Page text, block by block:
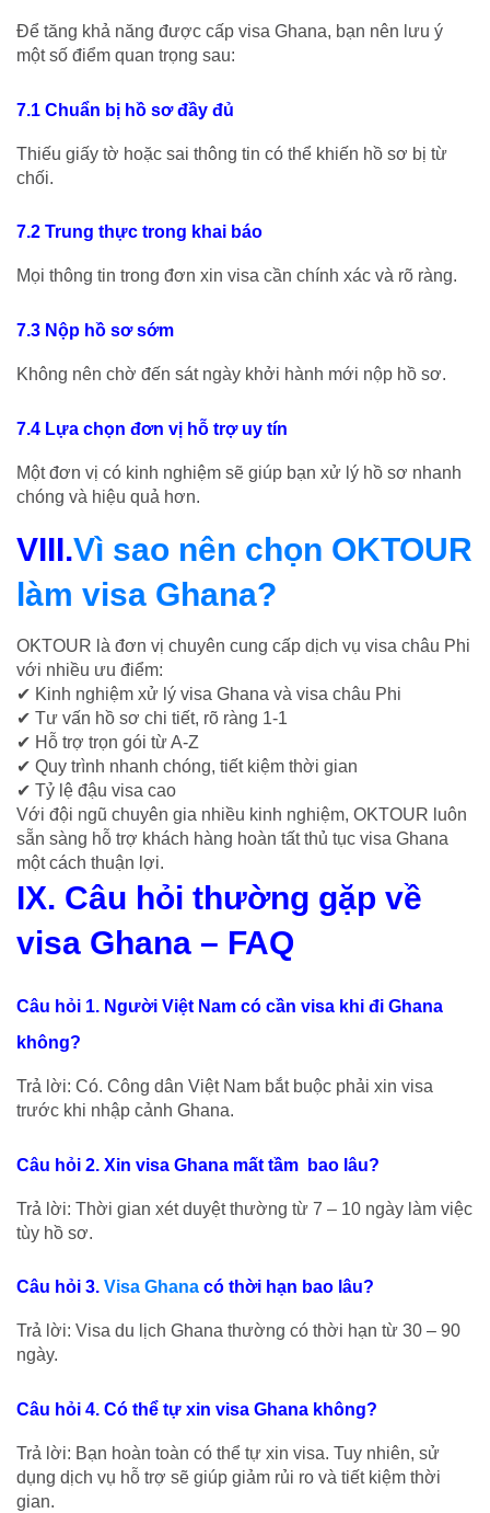
Để tăng khả năng được cấp visa Ghana, bạn nên lưu ý
một số điểm quan trọng sau:
7.1 Chuẩn bị hồ sơ đầy đủ
Thiếu giấy tờ hoặc sai thông tin có thể khiến hồ sơ bị từ
chối.
7.2 Trung thực trong khai báo
Mọi thông tin trong đơn xin visa cần chính xác và rõ ràng.
7.3 Nộp hồ sơ sớm
Không nên chờ đến sát ngày khởi hành mới nộp hồ sơ.
7.4 Lựa chọn đơn vị hỗ trợ uy tín
Một đơn vị có kinh nghiệm sẽ giúp bạn xử lý hồ sơ nhanh
chóng và hiệu quả hơn.
VIII.Vì sao nên chọn OKTOUR
làm visa Ghana?
OKTOUR là đơn vị chuyên cung cấp dịch vụ visa châu Phi
với nhiều ưu điểm:
✔ Kinh nghiệm xử lý visa Ghana và visa châu Phi
✔ Tư vấn hồ sơ chi tiết, rõ ràng 1-1
✔ Hỗ trợ trọn gói từ A-Z
✔ Quy trình nhanh chóng, tiết kiệm thời gian
✔ Tỷ lệ đậu visa cao
Với đội ngũ chuyên gia nhiều kinh nghiệm, OKTOUR luôn
sẵn sàng hỗ trợ khách hàng hoàn tất thủ tục visa Ghana
một cách thuận lợi.
IX. Câu hỏi thường gặp về
visa Ghana – FAQ
Câu hỏi 1. Người Việt Nam có cần visa khi đi Ghana
không?
Trả lời: Có. Công dân Việt Nam bắt buộc phải xin visa
trước khi nhập cảnh Ghana.
Câu hỏi 2. Xin visa Ghana mất tầm bao lâu?
Trả lời: Thời gian xét duyệt thường từ 7 – 10 ngày làm việc
tùy hồ sơ.
Câu hỏi 3. Visa Ghana có thời hạn bao lâu?
Trả lời: Visa du lịch Ghana thường có thời hạn từ 30 – 90
ngày.
Câu hỏi 4. Có thể tự xin visa Ghana không?
Trả lời: Bạn hoàn toàn có thể tự xin visa. Tuy nhiên, sử
dụng dịch vụ hỗ trợ sẽ giúp giảm rủi ro và tiết kiệm thời
gian.